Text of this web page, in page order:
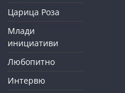
Царица Роза
Млади
инициативи
Любопитно
Интервю